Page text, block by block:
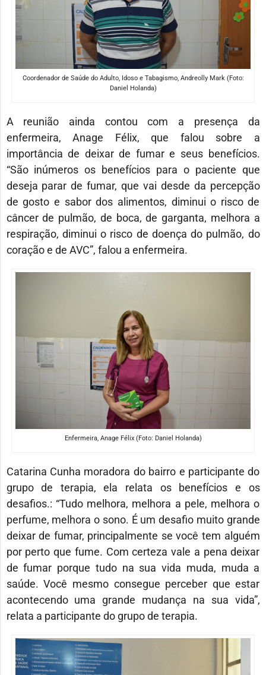
Coordenador de Saúde do Adulto, Idoso e Tabagismo, Andreolly Mark (Foto:
Daniel Holanda)
A reunião ainda contou com a presença da
enfermeira, Anage Félix, que falou sobre a
importância de deixar de fumar e seus benefícios.
“São inúmeros os benefícios para o paciente que
deseja parar de fumar, que vai desde da percepção
de gosto e sabor dos alimentos, diminui o risco de
câncer de pulmão, de boca, de garganta, melhora a
respiração, diminui o risco de doença do pulmão, do
coração e de AVC”, falou a enfermeira.
Enfermeira, Anage Félix (Foto: Daniel Holanda)
Catarina Cunha moradora do bairro e participante do
grupo de terapia, ela relata os benefícios e os
desafios.: “Tudo melhora, melhora a pele, melhora o
perfume, melhora o sono. É um desafio muito grande
deixar de fumar, principalmente se você tem alguém
por perto que fume. Com certeza vale a pena deixar
de fumar porque tudo na sua vida muda, muda a
saúde. Você mesmo consegue perceber que estar
acontecendo uma grande mudança na sua vida”,
relata a participante do grupo de terapia.